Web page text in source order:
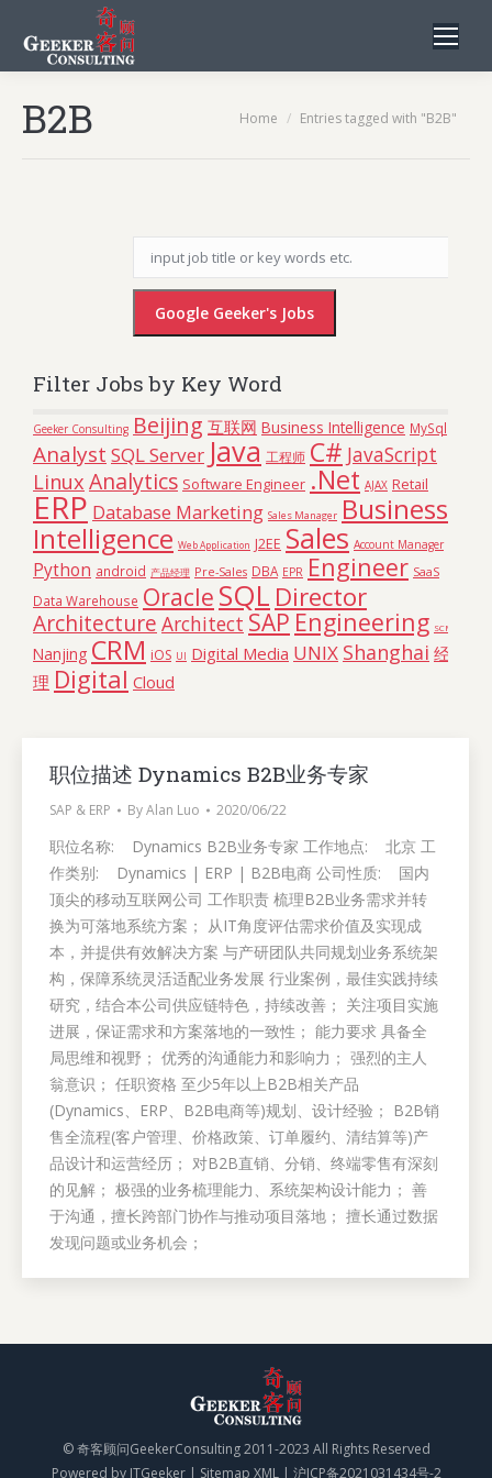
B2B You are here:
Home Entries tagged with "B2B"
Filter Jobs by Key Word
Geeker Consulting Beijing 互联网 Business Intelligence MySql
Analyst SQL Server Java 工程师 C# JavaScript
Linux Analytics Software Engineer .Net AJAX Retail
ERP Database Marketing Sales Manager Business
Intelligence Web Application J2EE Sales Account Manager
Python android 产品经理 Pre-Sales DBA EPR Engineer SaaS
Data Warehouse Oracle SQL Director
Architecture Architect SAP Engineering SCM
Nanjing CRM iOS UI Digital Media UNIX Shanghai 经
理 Digital Cloud
职位描述 Dynamics B2B业务专家
SAP & ERP ByAlan Luo 2020/06/22
职位名称: Dynamics B2B业务专家 工作地点: 北京 工
作类别: Dynamics | ERP | B2B电商 公司性质: 国内
顶尖的移动互联网公司 工作职责 梳理B2B业务需求并转
换为可落地系统方案； 从IT角度评估需求价值及实现成
本，并提供有效解决方案 与产研团队共同规划业务系统架
构，保障系统灵活适配业务发展 行业案例，最佳实践持续
研究，结合本公司供应链特色，持续改善； 关注项目实施
进展，保证需求和方案落地的一致性； 能力要求 具备全
局思维和视野； 优秀的沟通能力和影响力； 强烈的主人
翁意识； 任职资格 至少5年以上B2B相关产品
(Dynamics、ERP、B2B电商等)规划、设计经验； B2B销
售全流程(客户管理、价格政策、订单履约、清结算等)产
品设计和运营经历； 对B2B直销、分销、终端零售有深刻
的见解； 极强的业务梳理能力、系统架构设计能力； 善
于沟通，擅长跨部门协作与推动项目落地； 擅长通过数据
发现问题或业务机会；
© 奇客顾问GeekerConsulting 2011-2023 All Rights Reserved
Powered by ITGeeker| Sitemap XML| 沪ICP备2021031434号-2